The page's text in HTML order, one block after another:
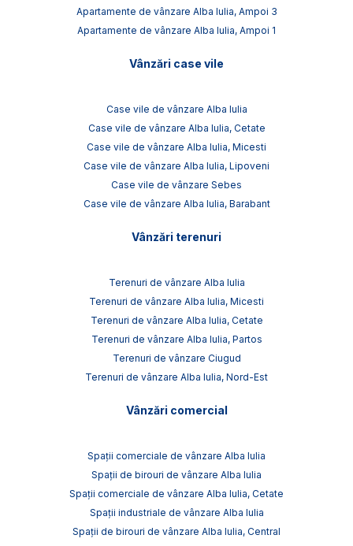
Apartamente de vânzare Alba Iulia, Ampoi 3
Apartamente de vânzare Alba Iulia, Ampoi 1
Vânzări case vile
Case vile de vânzare Alba Iulia
Case vile de vânzare Alba Iulia, Cetate
Case vile de vânzare Alba Iulia, Micesti
Case vile de vânzare Alba Iulia, Lipoveni
Case vile de vânzare Sebes
Case vile de vânzare Alba Iulia, Barabant
Vânzări terenuri
Terenuri de vânzare Alba Iulia
Terenuri de vânzare Alba Iulia, Micesti
Terenuri de vânzare Alba Iulia, Cetate
Terenuri de vânzare Alba Iulia, Partos
Terenuri de vânzare Ciugud
Terenuri de vânzare Alba Iulia, Nord-Est
Vânzări comercial
Spații comerciale de vânzare Alba Iulia
Spații de birouri de vânzare Alba Iulia
Spații comerciale de vânzare Alba Iulia, Cetate
Spații industriale de vânzare Alba Iulia
Spații de birouri de vânzare Alba Iulia, Central